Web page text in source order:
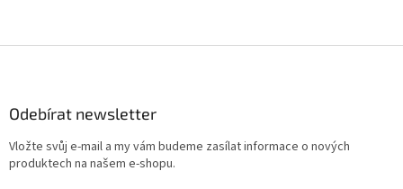
Odebírat newsletter
Vložte svůj e-mail a my vám budeme zasílat informace o nových
produktech na našem e-shopu.